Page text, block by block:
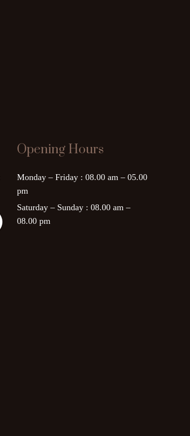
Opening Hours
Monday – Friday : 08.00 am – 05.00
pm
Saturday – Sunday : 08.00 am –
08.00 pm